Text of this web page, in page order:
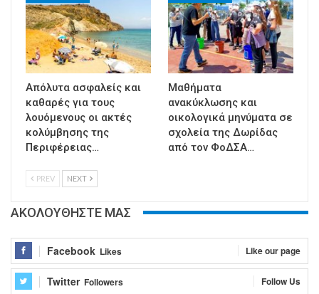
Απόλυτα ασφαλείς και
καθαρές για τους
λουόμενους οι ακτές
κολύμβησης της
Περιφέρειας…
Μαθήματα
ανακύκλωσης και
οικολογικά μηνύματα σε
σχολεία της Δωρίδας
από τον ΦοΔΣΑ…
PREV NEXT
ΑΚΟΛΟΥΘΗΣΤΕ ΜΑΣ
Facebook Likes Like our page
Twitter Followers Follow Us